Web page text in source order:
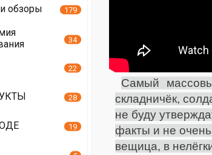
Самый
складничёк,
не буду
факты и не очень
вещица, в
обзоры 179
34
22
28
19